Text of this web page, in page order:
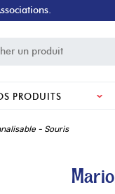
PRODUITS
- Souris